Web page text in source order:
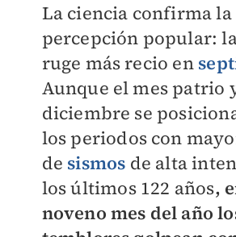
La ciencia confirma la
percepción popular:
ruge más recio en
Aunque el mes patrio
diciembre se
los periodos con
de sismos de alta
los últimos 122 años,
noveno mes del año